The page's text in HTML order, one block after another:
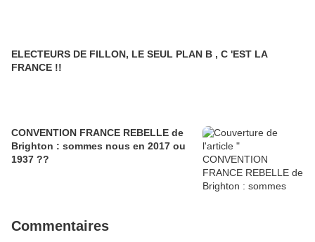
ELECTEURS DE FILLON, LE SEUL PLAN B , C 'EST LA
FRANCE !!
CONVENTION FRANCE REBELLE de
Brighton : sommes nous en 2017 ou
1937 ??
Commentaires